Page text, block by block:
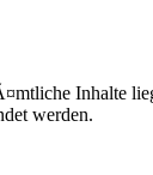
Inhalte
werden.